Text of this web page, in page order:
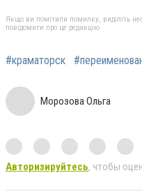
Якщо ви помітили помилку, виділіть
повідомити про це редакцію
#краматорск
Морозова Ольга
Авторизируйтесь, чтобы